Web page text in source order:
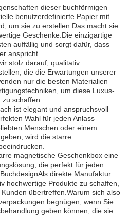
dieser buchförmigen
benutzerdefinierte Papier mit
um sie zu erstellen.Das macht sie
Geschenke.Die einzigartige
auffällig und sorgt dafür, dass
anspricht.
stolz darauf, qualitativ
die die Erwartungen unserer
nur die besten Materialien
um diese Luxus-
schaffen..
ist elegant und anspruchsvoll
Wahl für jeden Anlass
Menschen oder einem
wird die starre
magnetische Geschenkbox eine
die perfekt für jeden
direkte Manufaktur
hochwertige Produkte zu schaffen,
übertreffen.Warum sich also
begnügen, wenn Sie
geben können, die sie